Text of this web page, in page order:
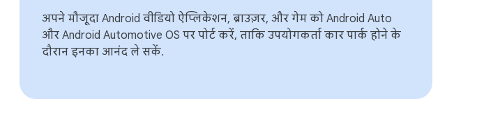
अपने मौजूदा Android वीडियो ऐप्लिकेशन, ब्राउज़र, और गेम को Android Auto
और Android Automotive OS पर पोर्ट करें, ताकि उपयोगकर्ता कार पार्क होने के
दौरान इनका आनंद ले सकें.